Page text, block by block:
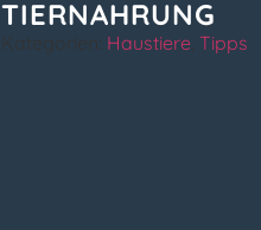
TIERNAHRUNG
Haustiere ,Tipps